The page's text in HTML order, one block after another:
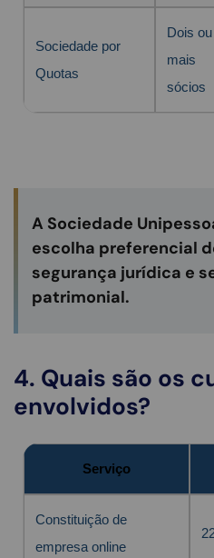
Sociedade por
Quotas
Dois ou
mais
sócios
A Sociedade
escolha preferencial
segurança jurídica e
patrimonial.
4. Quais são os
envolvidos?
Serviço
Constituição de
empresa online